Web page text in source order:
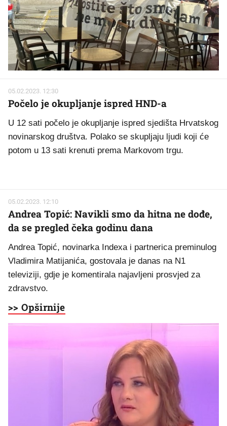
05.02.2023. 12:30
Počelo je okupljanje ispred HND-a
U 12 sati počelo je okupljanje ispred sjedišta Hrvatskog
novinarskog društva. Polako se skupljaju ljudi koji će
potom u 13 sati krenuti prema Markovom trgu.
05.02.2023. 12:10
Andrea Topić: Navikli smo da hitna ne dođe,
da se pregled čeka godinu dana
Andrea Topić, novinarka Indexa i partnerica preminulog
Vladimira Matijanića, gostovala je danas na N1
televiziji, gdje je komentirala najavljeni prosvjed za
zdravstvo.
>> Opširnije